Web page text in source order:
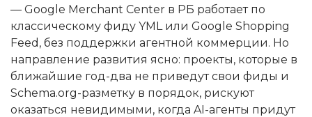
— Google Merchant Center в РБ работает по
классическому фиду YML или Google Shopping
Feed, без поддержки агентной коммерции. Но
направление развития ясно: проекты, которые в
ближайшие год-два не приведут свои фиды и
Schema.org-разметку в порядок, рискуют
оказаться невидимыми, когда AI-агенты придут